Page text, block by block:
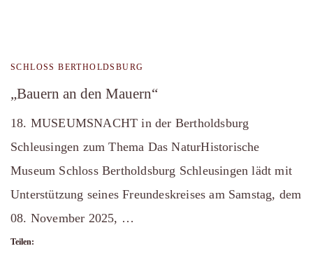
SCHLOSS BERTHOLDSBURG
„Bauern an den Mauern“
18. MUSEUMSNACHT in der Bertholdsburg
Schleusingen zum Thema Das NaturHistorische
Museum Schloss Bertholdsburg Schleusingen lädt mit
Unterstützung seines Freundeskreises am Samstag, dem
08. November 2025, …
Teilen: